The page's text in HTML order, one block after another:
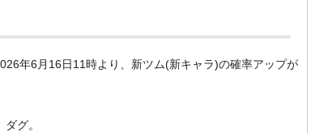
年6月16日11時より、新ツム(新キャラ)の確率アップが
グ。